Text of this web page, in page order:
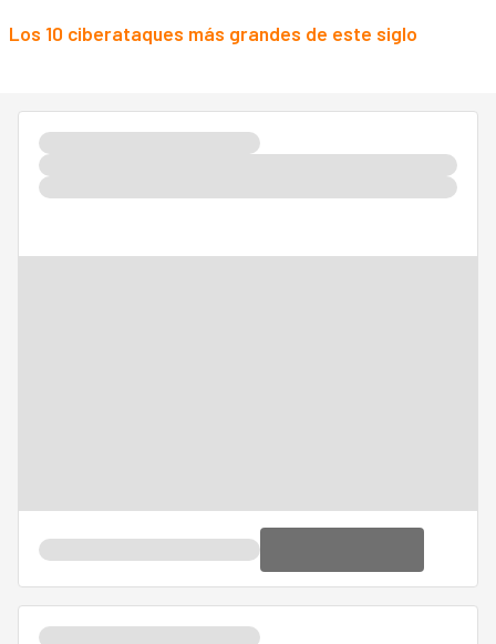
Los 10 ciberataques más grandes de este siglo